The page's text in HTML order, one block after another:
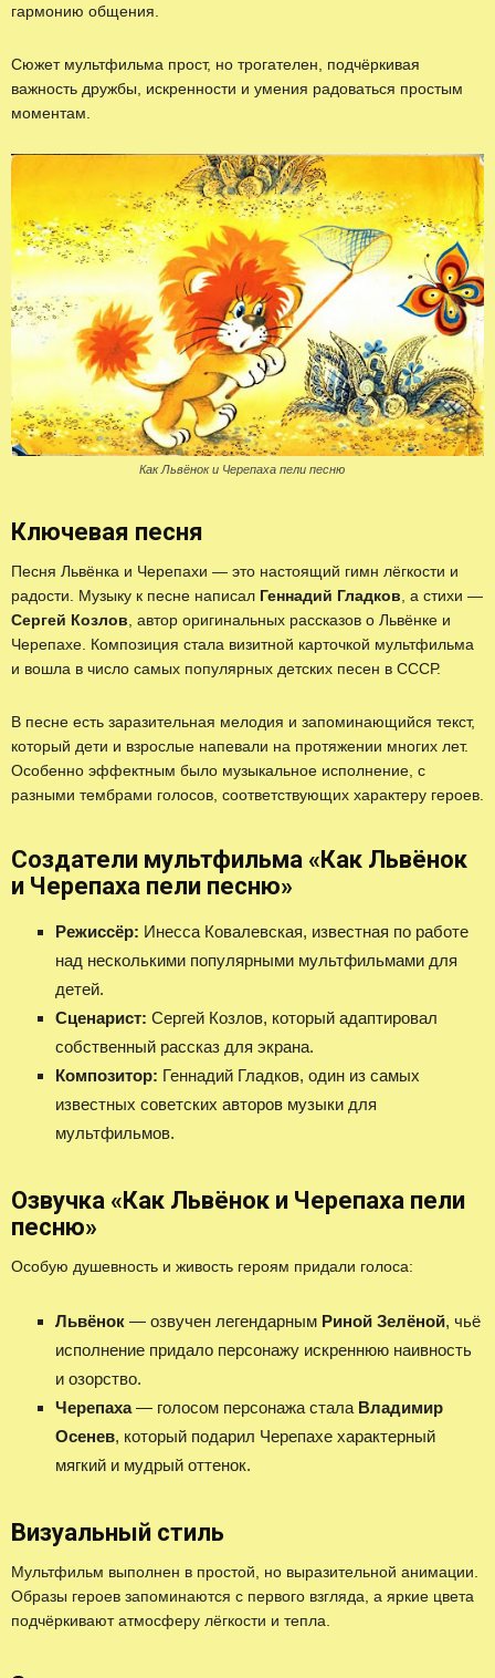
гармонию общения.
Сюжет мультфильма прост, но трогателен, подчёркивая
важность дружбы, искренности и умения радоваться простым
моментам.
Как Львёнок и Черепаха пели песню
Ключевая песня
Песня Львёнка и Черепахи — это настоящий гимн лёгкости и
радости. Музыку к песне написал Геннадий Гладков , а стихи —
Сергей Козлов , автор оригинальных рассказов о Львёнке и
Черепахе. Композиция стала визитной карточкой мультфильма
и вошла в число самых популярных детских песен в СССР.
В песне есть заразительная мелодия и запоминающийся текст,
который дети и взрослые напевали на протяжении многих лет.
Особенно эффектным было музыкальное исполнение, с
разными тембрами голосов, соответствующих характеру героев.
Создатели мультфильма «Как Львёнок
и Черепаха пели песню»
Режиссёр: Инесса Ковалевская, известная по работе
над несколькими популярными мультфильмами для
детей.
Сценарист: Сергей Козлов, который адаптировал
собственный рассказ для экрана.
Композитор: Геннадий Гладков, один из самых
известных советских авторов музыки для
мультфильмов.
Озвучка «Как Львёнок и Черепаха пели
песню»
Особую душевность и живость героям придали голоса:
Львёнок — озвучен легендарным Риной Зелёной, чьё
исполнение придало персонажу искреннюю наивность
и озорство.
Черепаха— голосом персонажа стала Владимир
Осенев, который подарил Черепахе характерный
мягкий и мудрый оттенок.
Визуальный стиль
Мультфильм выполнен в простой, но выразительной анимации.
Образы героев запоминаются с первого взгляда, а яркие цвета
подчёркивают атмосферу лёгкости и тепла.